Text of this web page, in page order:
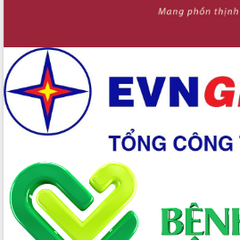
Dự án cao tốc Khánh Hòa - Buôn Ma
Định vị cà phê Việt Nam như một “di
sản sống” trong dòng chảy toàn cầu
Xây dựng nông thôn mới: Nâng cao đời
sống người dân từ những mô hình thiết
thực
Quyết liệt tháo gỡ vướng mắc, đẩy
nhanh tiến độ các dự án trọng điểm
trong Khu kinh tế Nam Phú Yên
Hòn Yến phát triển du lịch gắn với bảo
tồn biển